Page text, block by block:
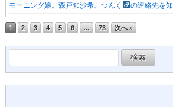
モーニング娘。森戸知沙希、つんく の連絡先を
1 2 3 4 5 6 … 73 次へ »
索: